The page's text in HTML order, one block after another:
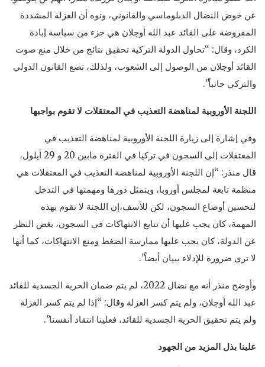
عن خوض النضال الدبلوماسي والقانوني، ونوه أن العزلة المشددة
المفروضة على القائد عبد الله أوجلان هي جزء من سياسة إبادة
الكرد، وقال: “تحاول الدولة التركية تحقيق نتائج من خلال منع صوت
القائد أوجلان من الوصول إلى الشعوب، ولذلك، تضع القانون الدولي
والتركي جانباً”.
اللجنة الأوروبية لمناهضة التعذيب في المعتقلات لا تقوم بواجبها
وفي إشارة إلى زيارة اللجنة الأوروبية لمناهضة التعذيب في
المعتقلات إلى السجون في تركيا في الفترة مابين 20 و 29 أيلول،
قال منذر: “إن اللجنة الأوروبية لمناهضة التعذيب في المعتقلات هي
منظمة تابعة لمجلس أوروبا، ويتمثل دورها ومهمتها في التدخل
لتحسين أوضاع السجون، لكن للأسف،إن اللجنة لا تقوم بهذه
المهمة، كان يجب عليها أن تتابع الانتهاكات في السجون، بغض النظر
عن الدولة، كان يجب عليها ممارسة الضغط ومنع الانتهاكات، كما أنها
لا ترى ضرورة للإدلاء ببيان أيضاً”.
وأوضح منذر أنه مع نضال 2022، لم يتم ضمان الحرية الجسدية للقائد
عبد الله أوجلان، ولم يتم كسر العزلة وقال: “إذا لم يتم كسر العزلة
ولم يتم تحقيق الحرية الجسدية للقائد، فعلينا انتقاد أنفسنا”.
علينا بذل المزيد من الجهود